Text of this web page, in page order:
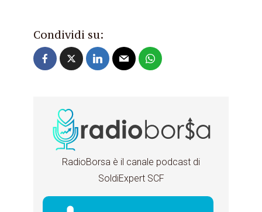
Condividi su:
RadioBorsa è il canale podcast di
SoldiExpert SCF